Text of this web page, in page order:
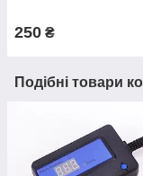
250 ₴
Подібні товари